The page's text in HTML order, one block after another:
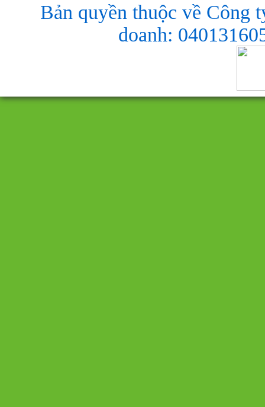
Bản quyền thuộc về Công
doanh: